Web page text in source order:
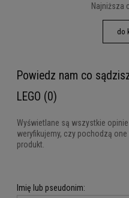
Najniższa
do
Powiedz nam co
LEGO (0)
Wyświetlane są wszystkie
weryfikujemy, czy pochodzą
produkt.
Imię lub pseudonim: